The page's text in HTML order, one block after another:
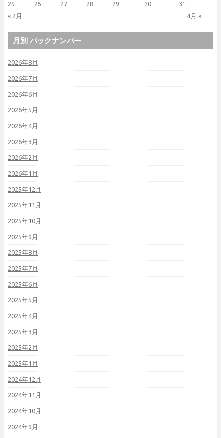
« 2月 4月 »
25
26 27 28 29 30 31
月別 バックナンバー
2026年8月
2026年7月
2026年6月
2026年5月
2026年4月
2026年3月
2026年2月
2026年1月
2025年12月
2025年11月
2025年10月
2025年9月
2025年8月
2025年7月
2025年6月
2025年5月
2025年4月
2025年3月
2025年2月
2025年1月
2024年12月
2024年11月
2024年10月
2024年9月